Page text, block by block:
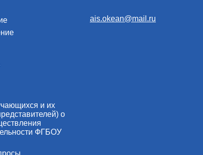
и их
о
ФГБОУ
ais.okean@mail.ru